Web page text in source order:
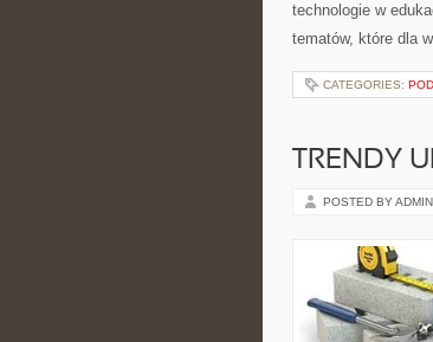
technologie w
tematów, które dla
CATEGORIES:
TRENDY
POSTED BY ADMIN